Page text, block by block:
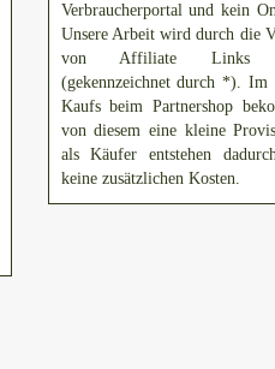
Verbraucherportal und kein
Unsere Arbeit wird durch die
von Affiliate Links
(gekennzeichnet durch *). Im
Kaufs beim Partnershop
von diesem eine kleine
als Käufer entstehen
keine zusätzlichen Kosten.